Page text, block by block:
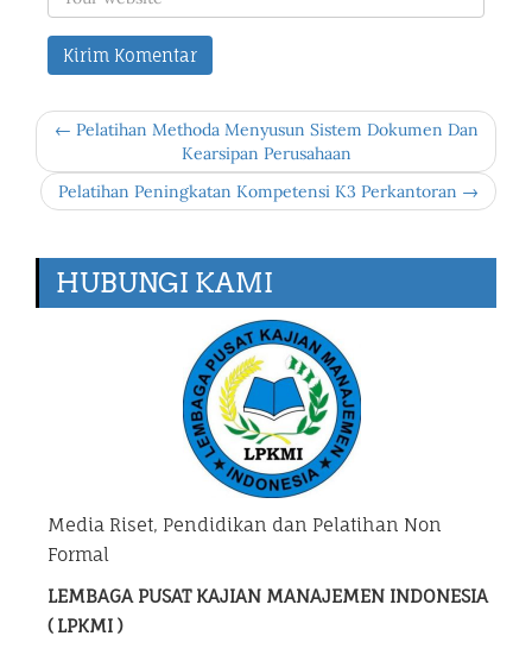
← Pelatihan Methoda Menyusun Sistem Dokumen Dan
Kearsipan Perusahaan
Pelatihan Peningkatan Kompetensi K3 Perkantoran →
HUBUNGI KAMI
Media Riset, Pendidikan dan Pelatihan Non
Formal
LEMBAGA PUSAT KAJIAN MANAJEMEN INDONESIA
( LPKMI )